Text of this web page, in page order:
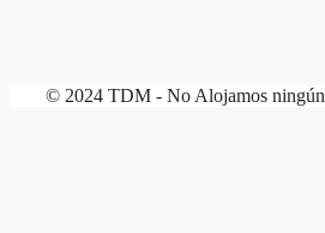
© 2024 TDM - No Alojamos